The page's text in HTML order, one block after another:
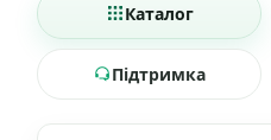
Каталог
Підтримка